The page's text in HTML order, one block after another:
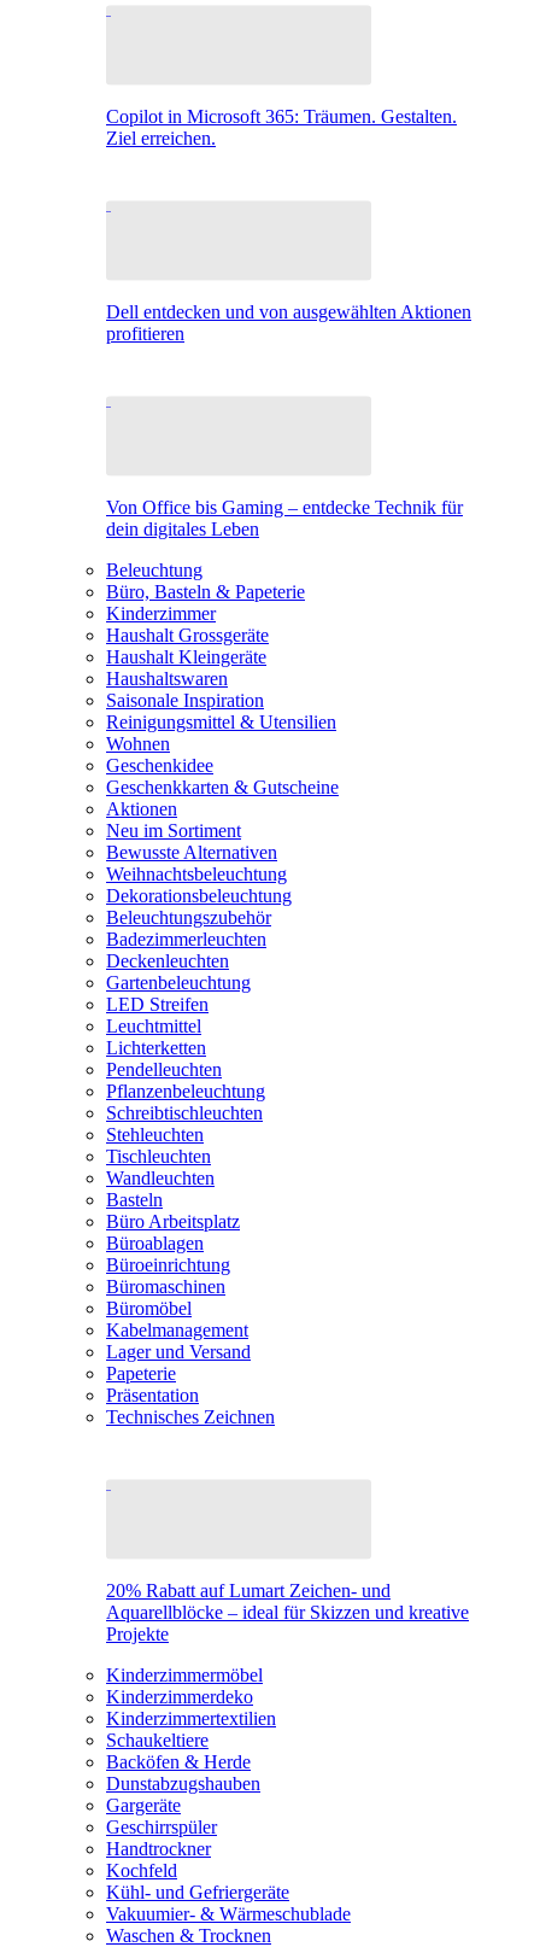
Copilot in Microsoft 365: Träumen. Gestalten.
Ziel erreichen.
Dell entdecken und von ausgewählten Aktionen
profitieren
Von Office bis Gaming – entdecke Technik für
dein digitales Leben
Beleuchtung
Büro, Basteln & Papeterie
Kinderzimmer
Haushalt Grossgeräte
Haushalt Kleingeräte
Haushaltswaren
Saisonale Inspiration
Reinigungsmittel & Utensilien
Wohnen
Geschenkidee
Geschenkkarten & Gutscheine
Aktionen
Neu im Sortiment
Bewusste Alternativen
Weihnachtsbeleuchtung
Dekorationsbeleuchtung
Beleuchtungszubehör
Badezimmerleuchten
Deckenleuchten
Gartenbeleuchtung
LED Streifen
Leuchtmittel
Lichterketten
Pendelleuchten
Pflanzenbeleuchtung
Schreibtischleuchten
Stehleuchten
Tischleuchten
Wandleuchten
Basteln
Büro Arbeitsplatz
Büroablagen
Büroeinrichtung
Büromaschinen
Büromöbel
Kabelmanagement
Lager und Versand
Papeterie
Präsentation
Technisches Zeichnen
20% Rabatt auf Lumart Zeichen- und
Aquarellblöcke – ideal für Skizzen und kreative
Projekte
Kinderzimmermöbel
Kinderzimmerdeko
Kinderzimmertextilien
Schaukeltiere
Backöfen & Herde
Dunstabzugshauben
Gargeräte
Geschirrspüler
Handtrockner
Kochfeld
Kühl- und Gefriergeräte
Vakuumier- & Wärmeschublade
Waschen & Trocknen